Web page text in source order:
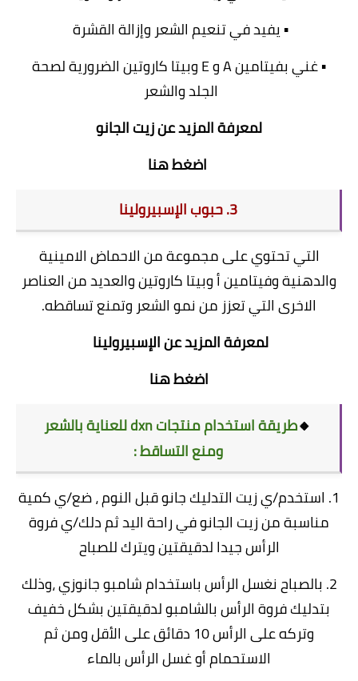
▪ يفيد في تنعيم الشعر وإزالة القشرة
▪ غني بفيتامين A و E وبيتا كاروتين الضرورية لصحة
الجلد والشعر
لمعرفة المزيد عن زيت الجانو
اضغط هنا
3. حبوب الإسبيرولينا
التي تحتوي على مجموعة من الاحماض الامينية
والدهنية وفيتامين أ وبيتا كاروتين والعديد من العناصر
الاخرى التي تعزز من نمو الشعر وتمنع تساقطه.
لمعرفة المزيد عن الإسبيرولينا
اضغط هنا
🔸
طريقة استخدام منتجات dxn للعناية بالشعر
ومنع التساقط :
1. استخدم/ي زيت التدليك جانو قبل النوم ، ضع/ي كمية
مناسبة من زيت الجانو في راحة اليد ثم دلك/ي فروة
الرأس جيدا لدقيقتين ويترك للصباح
2. بالصباح نغسل الرأس باستخدام شامبو جانوزي ،وذلك
بتدليك فروة الرأس بالشامبو لدقيقتين بشكل خفيف
وتركه على الرأس 10 دقائق على الأقل ومن ثم
الاستحمام أو غسل الرأس بالماء